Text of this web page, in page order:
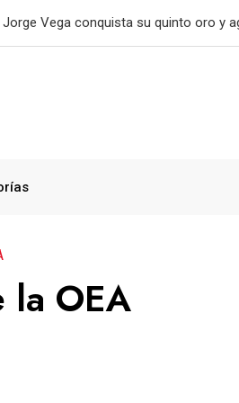
Real Madrid blinda a Vinicius Jr. hasta
la OEA